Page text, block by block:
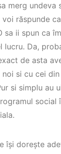
merg undeva
răspunde
sa ii spun ca
Da,
de asta
si cu cei
si simplu au
social
își dorește